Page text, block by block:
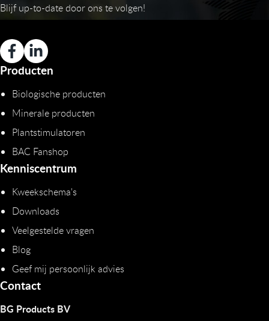
Blijf up-to-date door ons te volgen!
Producten
Biologische producten
Minerale producten
Plantstimulatoren
BAC Fanshop
Kenniscentrum
Kweekschema's
Downloads
Veelgestelde vragen
Blog
Geef mij persoonlijk advies
Contact
BG Products BV